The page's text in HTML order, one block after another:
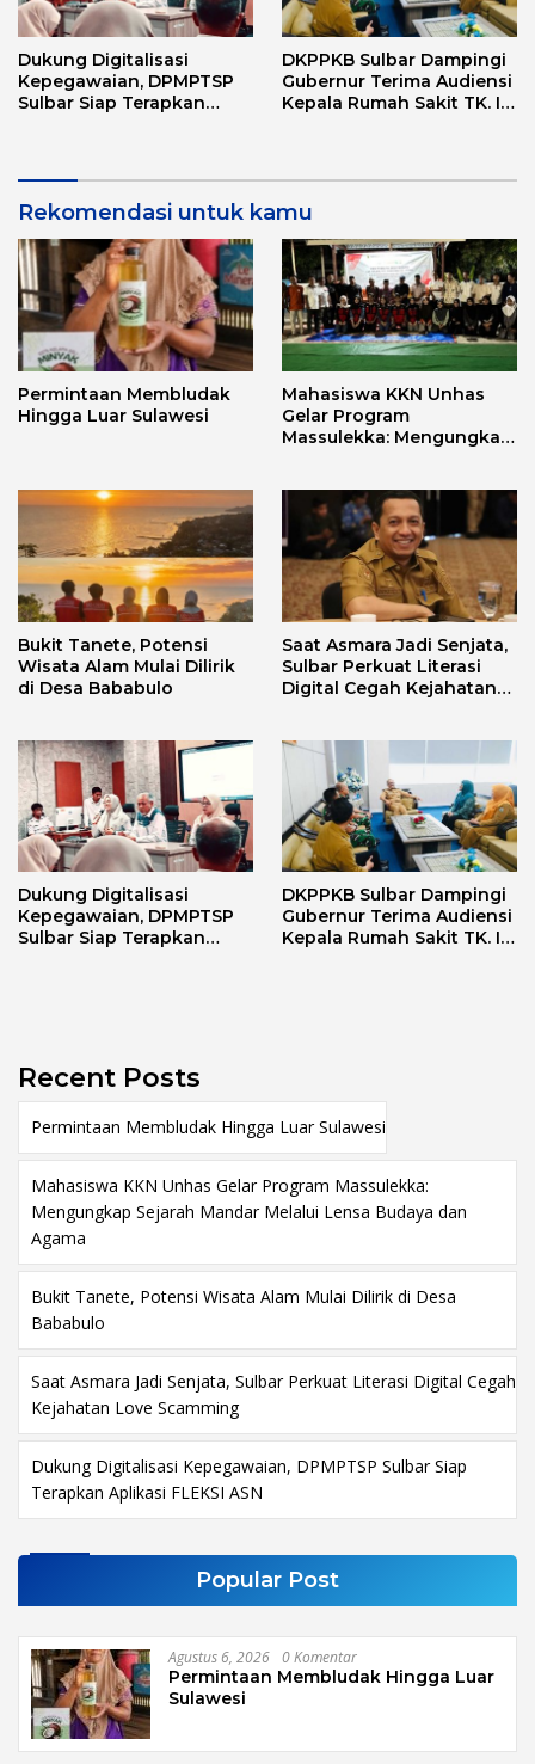
Dukung Digitalisasi
Kepegawaian, DPMPTSP
Sulbar Siap Terapkan
DKPPKB Sulbar Dampingi
Gubernur Terima Audiensi
Kepala Rumah Sakit TK. III
Rekomendasi untuk kamu
Permintaan Membludak
Hingga Luar Sulawesi
Mahasiswa KKN Unhas
Gelar Program
Massulekka: Mengungkap
Bukit Tanete, Potensi
Wisata Alam Mulai Dilirik
di Desa Bababulo
Saat Asmara Jadi Senjata,
Sulbar Perkuat Literasi
Digital Cegah Kejahatan
Dukung Digitalisasi
Kepegawaian, DPMPTSP
Sulbar Siap Terapkan
DKPPKB Sulbar Dampingi
Gubernur Terima Audiensi
Kepala Rumah Sakit TK. III
Recent Posts
Permintaan Membludak Hingga Luar Sulawesi
Mahasiswa KKN Unhas Gelar Program Massulekka:
Mengungkap Sejarah Mandar Melalui Lensa Budaya dan
Agama
Bukit Tanete, Potensi Wisata Alam Mulai Dilirik di Desa
Bababulo
Saat Asmara Jadi Senjata, Sulbar Perkuat Literasi Digital Cegah
Kejahatan Love Scamming
Dukung Digitalisasi Kepegawaian, DPMPTSP Sulbar Siap
Terapkan Aplikasi FLEKSI ASN
Popular Post
Agustus 6, 2026 0 Komentar
Permintaan Membludak Hingga Luar
Sulawesi